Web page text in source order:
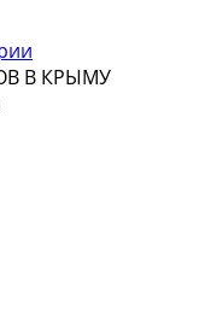
В КРЫМУ